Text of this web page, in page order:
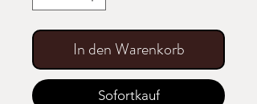
In den Warenkorb
Sofortkauf